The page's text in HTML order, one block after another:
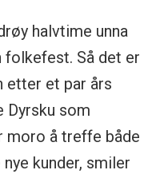
halvtime unna
folkefest. Så det er
etter et par års
Dyrsku som
moro å treffe både
kunder, smiler